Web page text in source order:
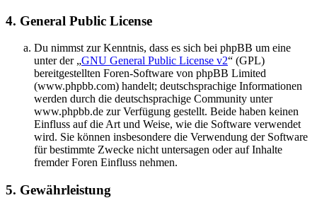
4. General Public License
Du nimmst zur Kenntnis, dass es sich bei phpBB um eine
unter der „GNU General Public License v2“ (GPL)
bereitgestellten Foren-Software von phpBB Limited
(www.phpbb.com) handelt; deutschsprachige Informationen
werden durch die deutschsprachige Community unter
www.phpbb.de zur Verfügung gestellt. Beide haben keinen
Einfluss auf die Art und Weise, wie die Software verwendet
wird. Sie können insbesondere die Verwendung der Software
für bestimmte Zwecke nicht untersagen oder auf Inhalte
fremder Foren Einfluss nehmen.
5. Gewährleistung